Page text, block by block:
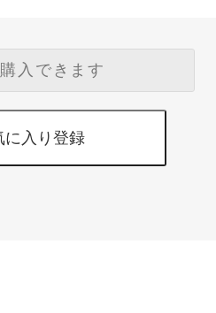
入できます
に入り登録